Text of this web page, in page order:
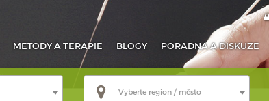
METODYA TERAPIE BLOGY PORADNAA DISKUZE
Vyberte region / město